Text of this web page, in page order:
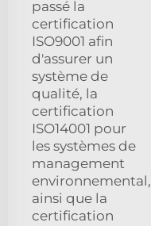
passé la
certification
ISO9001 afin
d'assurer un
système de
qualité, la
certification
ISO14001 pour
les systèmes de
management
environnemental,
ainsi que la
certification